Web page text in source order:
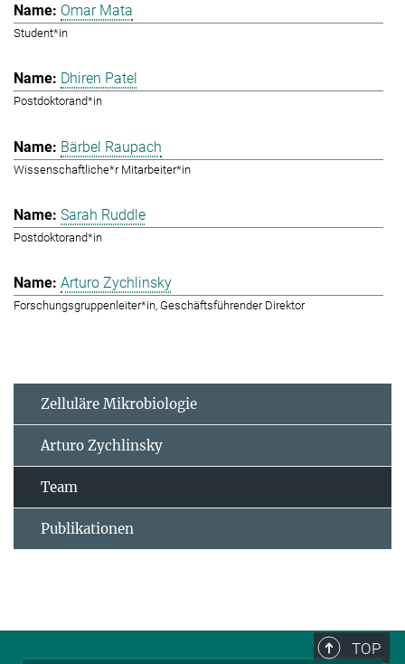
Omar Mata
Student*in
Dhiren Patel
Postdoktorand*in
Bärbel Raupach
Wissenschaftliche*r Mitarbeiter*in
Sarah Ruddle
Postdoktorand*in
Arturo Zychlinsky
Forschungsgruppenleiter*in, Geschäftsführender Direktor
Zelluläre Mikrobiologie
Arturo Zychlinsky
Team
Publikationen
TOP